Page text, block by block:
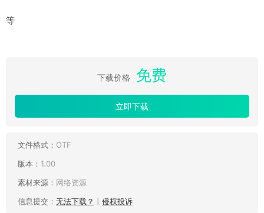
等
下载价格 免费
立即下载
文件格式： OTF
版本： 1.00
素材来源： 网络资源
信息提交： 无法下载？ 侵权投诉